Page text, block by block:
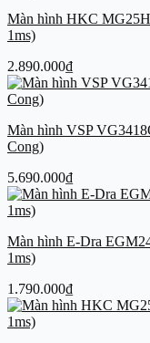
Màn hình HKC
1ms)
2.890.000₫
Màn hình VSP
Cong)
5.690.000₫
Màn hình E-Dra
1ms)
1.790.000₫